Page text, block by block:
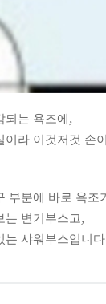
되는 욕조에,
이라 이것저것 손
부분에 바로 욕조
는 변기부스고,
는 샤워부스입니